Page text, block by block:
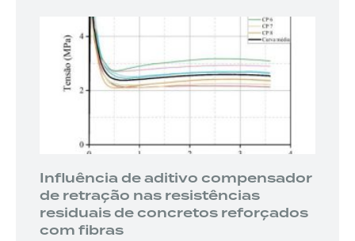
Influência de aditivo compensador
de retração nas resistências
residuais de concretos reforçados
com fibras